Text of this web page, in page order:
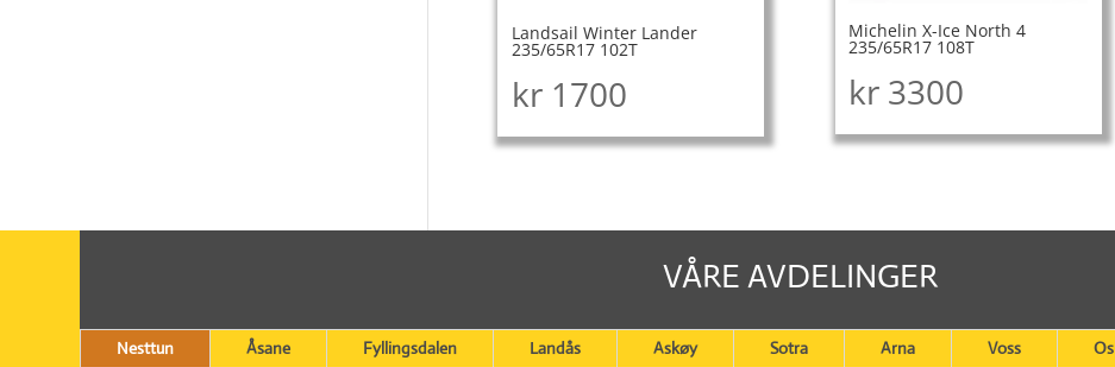
Landsail Winter Lander
235/65R17 102T
kr1700
Michelin X-Ice North 4
235/65R17 108T
kr 3300
VÅRE AVDELINGER
Nesttun Åsane Fyllingsdalen Landås Askøy Sotra Arna Voss Os